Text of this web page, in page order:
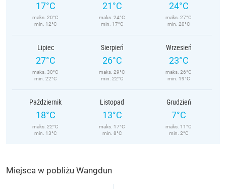
17°C
maks. 20°C
min. 12°C
21°C
maks. 24°C
min. 17°C
24°C
maks. 27°C
min. 20°C
Lipiec
27°C
maks. 30°C
min. 22°C
Sierpień
26°C
maks. 29°C
min. 22°C
Wrzesień
23°C
maks. 26°C
min. 19°C
Październik
18°C
maks. 22°C
min. 13°C
Listopad
13°C
maks. 17°C
min. 8°C
Grudzień
7°C
maks. 11°C
min. 2°C
Miejsca w pobliżu Wangdun